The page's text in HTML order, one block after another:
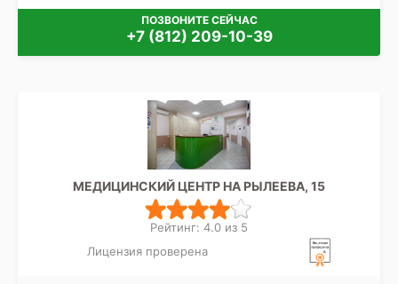
ПОЗВОНИТЕ СЕЙЧАС
+7 (812) 209-10-39
МЕДИЦИНСКИЙ ЦЕНТР НА РЫЛЕЕВА, 15
Рейтинг: 4.0 из 5
Лицензия проверена